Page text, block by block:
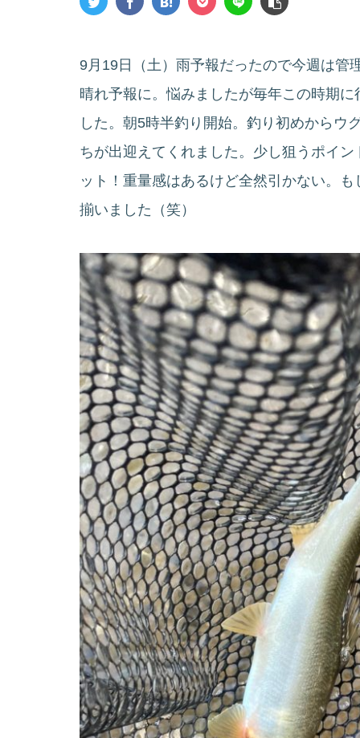
9月19日（土）雨予報だったので今週は管
晴れ予報に。悩みましたが毎年この時期
した。朝5時半釣り開始。釣り初めからウ
ちが出迎えてくれました。少し狙うポイ
ット！重量感はあるけど全然引かない。
揃いました（笑）